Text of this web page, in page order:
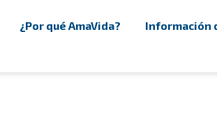
¿Por qué AmaVida? Información